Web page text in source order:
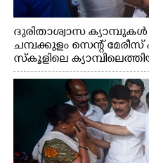
ദുരിതാശ്വാസ
ചമ്പക്കുളം സെന്റ്
സ്കൂളിലെ
സെക്രട്ടറി കെ.സി
എടുത്ത്
വകുപ്പ് മന്ത്രി എം. ലിജു,
റെജി ചെറിയാൻ എം.